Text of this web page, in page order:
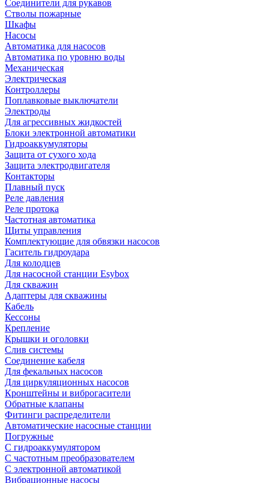
Соединители для рукавов
Стволы пожарные
Шкафы
Насосы
Автоматика для насосов
Автоматика по уровню воды
Механическая
Электрическая
Контроллеры
Поплавковые выключатели
Электроды
Для агрессивных жидкостей
Блоки электронной автоматики
Гидроаккумуляторы
Защита от сухого хода
Защита электродвигателя
Контакторы
Плавный пуск
Реле давления
Реле протока
Частотная автоматика
Щиты управления
Комплектующие для обвязки насосов
Гаситель гидроудара
Для колодцев
Для насосной станции Esybox
Для скважин
Адаптеры для скважины
Кабель
Кессоны
Крепление
Крышки и оголовки
Слив системы
Соединение кабеля
Для фекальных насосов
Для циркуляционных насосов
Кронштейны и виброгасители
Обратные клапаны
Фитинги распределители
Автоматические насосные станции
Погружные
С гидроаккумулятором
С частотным преобразователем
С электронной автоматикой
Вибрационные насосы